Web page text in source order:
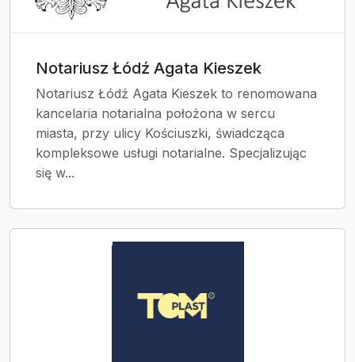
Notariusz Łódź Agata Kieszek
Notariusz Łódź Agata Kieszek to renomowana
kancelaria notarialna położona w sercu
miasta, przy ulicy Kościuszki, świadcząca
kompleksowe usługi notarialne. Specjalizując
się w...